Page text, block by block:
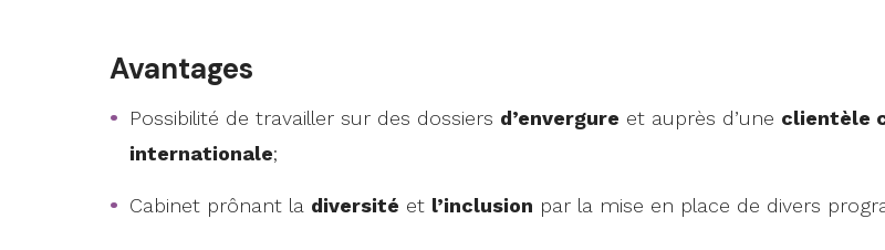
Avantages
Possibilité de travailler sur des dossiers d’envergure et auprès d’une clientèle
internationale;
Cabinet prônant la diversité et l’inclusion par la mise en place de divers